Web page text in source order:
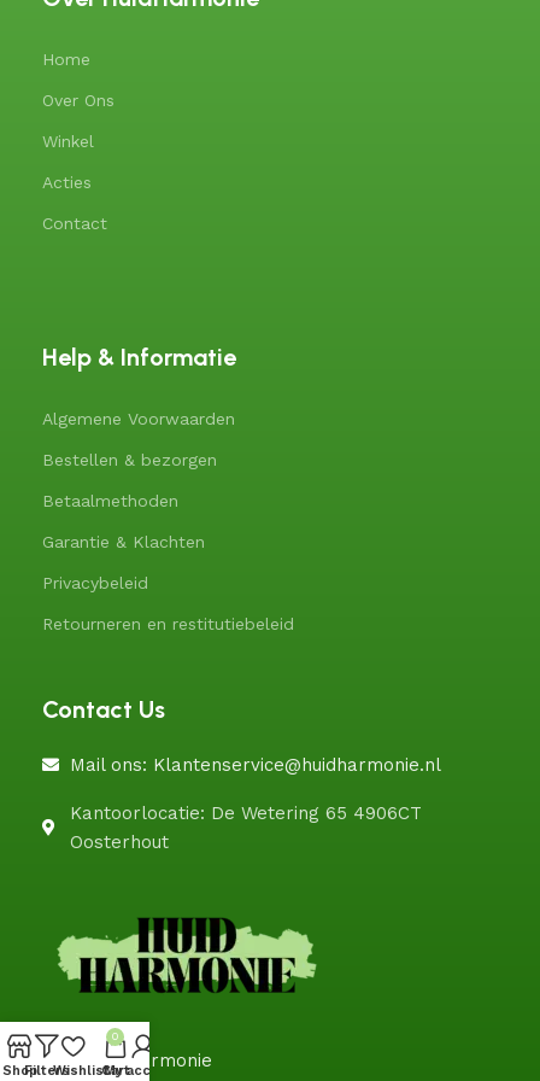
Home
Over Ons
Winkel
Acties
Contact
Help & Informatie
Algemene Voorwaarden
Bestellen & bezorgen
Betaalmethoden
Garantie & Klachten
Privacybeleid
Retourneren en restitutiebeleid
Contact Us
Mail ons: Klantenservice@huidharmonie.nl
Kantoorlocatie: De Wetering 65 4906CT
Oosterhout
@HuidHarmonie
ShopFiltersWishlist
0
Cart
My account